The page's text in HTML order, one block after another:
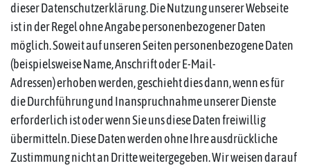
dieser Datenschutzerklärung. Die Nutzung unserer Webseite
ist in der Regel ohne Angabe personenbezogener Daten
möglich. Soweit auf unseren Seiten personenbezogene Daten
(beispielsweise Name, Anschrift oder E-Mail-
Adressen) erhoben werden, geschieht dies dann, wenn es für
die Durchführung und Inanspruchnahme unserer Dienste
erforderlich ist oder wenn Sie uns diese Daten freiwillig
übermitteln. Diese Daten werden ohne Ihre ausdrückliche
Zustimmung nicht an Dritte weitergegeben. Wir weisen darauf